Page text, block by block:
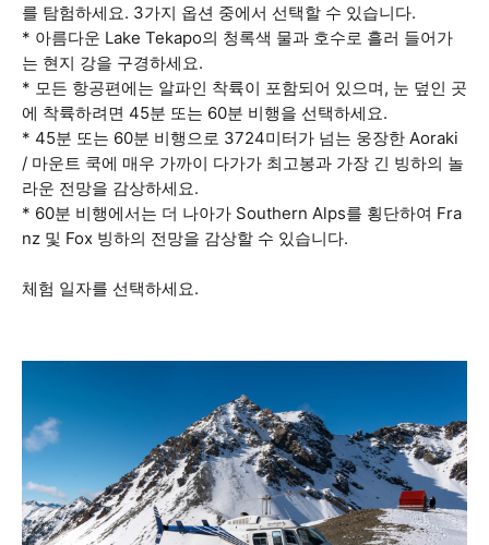
를 탐험하세요. 3가지 옵션 중에서 선택할 수 있습니다.
* 아름다운 Lake Tekapo의 청록색 물과 호수로 흘러 들어가
는 현지 강을 구경하세요.
* 모든 항공편에는 알파인 착륙이 포함되어 있으며, 눈 덮인 곳
에 착륙하려면 45분 또는 60분 비행을 선택하세요.
* 45분 또는 60분 비행으로 3724미터가 넘는 웅장한 Aoraki
/ 마운트 쿡에 매우 가까이 다가가 최고봉과 가장 긴 빙하의 놀
라운 전망을 감상하세요.
* 60분 비행에서는 더 나아가 Southern Alps를 횡단하여 Fra
nz 및 Fox 빙하의 전망을 감상할 수 있습니다.
체험 일자를 선택하세요.